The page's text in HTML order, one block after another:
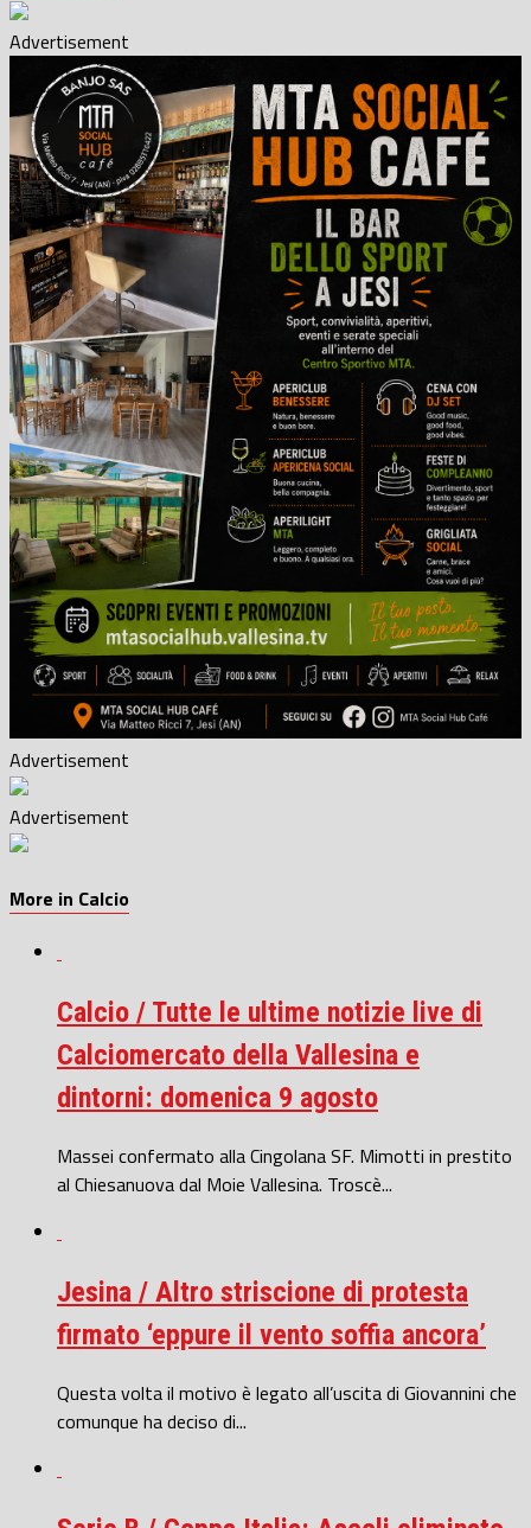
Advertisement
Advertisement
Advertisement
More in Calcio
Calcio / Tutte le ultime notizie live di
Calciomercato della Vallesina e
dintorni: domenica 9 agosto
Massei confermato alla Cingolana SF. Mimotti in prestito
al Chiesanuova dal Moie Vallesina. Troscè...
Jesina / Altro striscione di protesta
firmato ‘eppure il vento soffia ancora’
Questa volta il motivo è legato all’uscita di Giovannini che
comunque ha deciso di...